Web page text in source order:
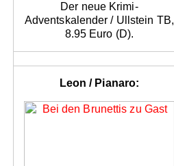
Der neue Krimi-
Adventskalender / Ullstein TB,
8.95 Euro (D).
Leon / Pianaro: